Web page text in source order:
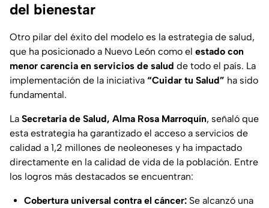
del bienestar
Otro pilar del éxito del modelo es la estrategia de salud,
que ha posicionado a Nuevo León como el estado con
menor carencia en servicios de salud de todo el país. La
implementación de la iniciativa “Cuidar tu Salud” ha sido
fundamental.
La Secretaria de Salud, Alma Rosa Marroquín, señaló que
esta estrategia ha garantizado el acceso a servicios de
calidad a 1,2 millones de neoleoneses y ha impactado
directamente en la calidad de vida de la población. Entre
los logros más destacados se encuentran:
Cobertura universal contra el cáncer: Se alcanzó una